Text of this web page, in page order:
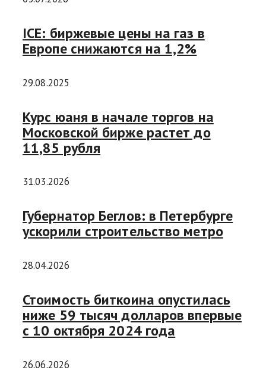
ICE: биржевые цены на газ в
Европе снижаются на 1,2%
29.08.2025
Курс юаня в начале торгов на
Московской бирже растет до
11,85 рубля
31.03.2026
Губернатор Беглов: в Петербурге
ускорили строительство метро
28.04.2026
Стоимость биткоина опустилась
ниже 59 тысяч долларов впервые
с 10 октября 2024 года
26.06.2026